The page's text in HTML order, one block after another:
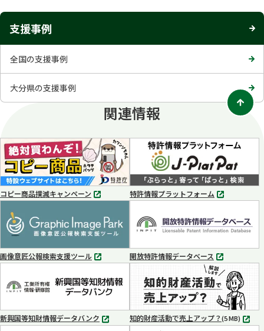
支援事例
全国の支援事例
大分県の支援事例
関連情報
コピー商品撲滅キャンペーン
別
で
開
く
特許情報プラットフォーム
別
ブ
で
く
画像意匠公報検索支援ツール
別
ブ
で
く
開放特許情報データベース
別
タ
ブ
で
開
く
新興国等知財情報データバンク
別
知的財産活動で売上アップ？(5 MB) MP4